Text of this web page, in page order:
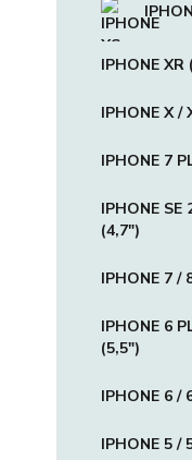
IPHONE XR
IPHONE X /
IPHONE 7
IPHONE SE
(4,7")
IPHONE 7 /
IPHONE 6
(5,5")
IPHONE 6 /
IPHONE 5 /